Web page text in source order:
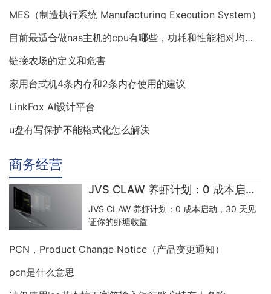
JavaScript 开发，采用其自研的 Frappe 框架
MES（制造执行系统 Manufacturing Execution System）
目前最适合做nas主机的cpu有哪些，功耗和性能相对均衡的
链接农场的定义和危害
家用台式机4条内存和2条内存使用的建议
LinkFox AI设计平台
u盘有写保护不能格式化怎么解决
商务经营
JVS CLAW 养虾计划：0 成本启动，30 天见证你的虾塘收益
JVS CLAW 养虾计划：0 成本启动，30 天见
证你的虾塘收益
PCN，Product Change Notice（产品变更通知）
pcn是什么意思